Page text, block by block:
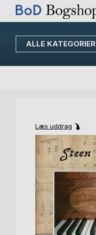
ALLE KATEGORIER
Læs uddrag
Skip
to
end
of
the
images
gallery
Skip
to
beginning
of
the
images
gallery